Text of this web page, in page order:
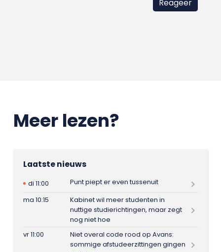
Meer lezen?
Laatste nieuws
di 11:00
Punt piept er even tussenuit
ma 10:15
Kabinet wil meer studenten in
nuttige studierichtingen, maar zegt
nog niet hoe
vr 11:00
Niet overal code rood op Avans:
sommige afstudeerzittingen gingen